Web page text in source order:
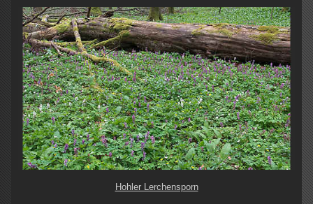
Hohler Lerchensporn